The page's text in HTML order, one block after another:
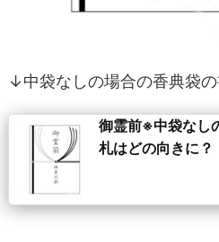
↓中袋なしの場合の香典袋
御霊前※中袋なし
札はどの向きに？